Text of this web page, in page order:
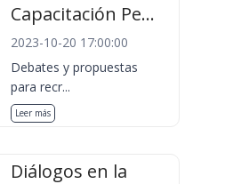
Capacitación Pe...
2023-10-20 17:00:00
Debates y propuestas
para recr...
Leer más
Diálogos en la